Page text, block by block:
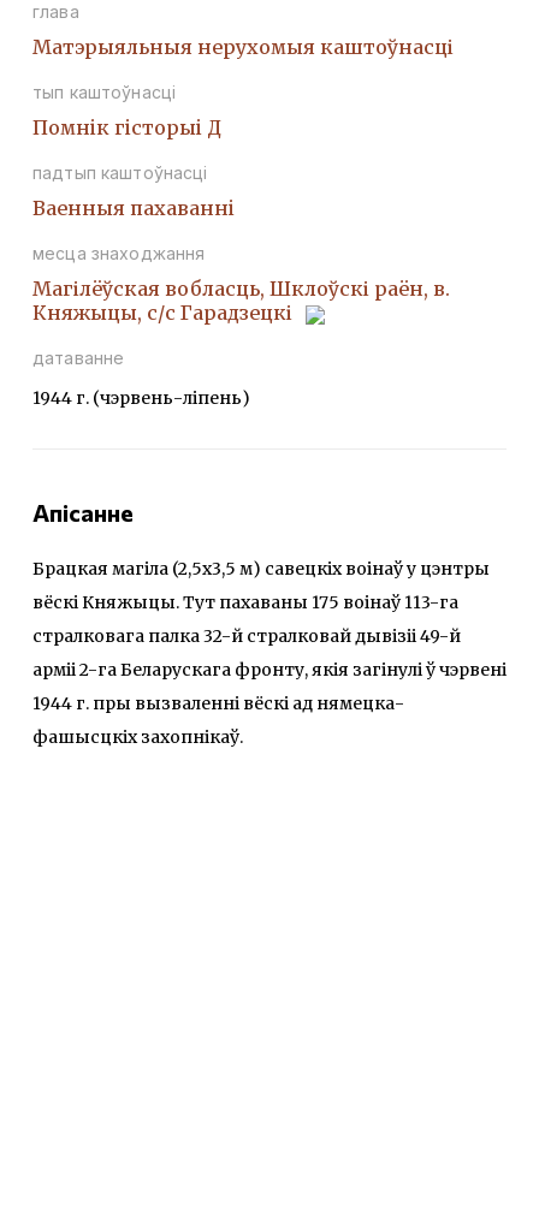
глава
Матэрыяльныя нерухомыя каштоўнасці
тып каштоўнасці
Помнiк гiсторыi Д
падтып каштоўнасці
Ваенныя пахаваннi
месца знаходжання
Магілёўская вобласць, Шклоўскі раён, в.
Княжыцы, с/с Гарадзецкі
датаванне
1944 г. (чэрвень-ліпень)
Апісанне
Брацкая магіла (2,5x3,5 м) савецкіх воінаў у цэнтры
вёскі Княжыцы. Тут пахаваны 175 воінаў 113-га
стралковага палка 32-й стралковай дывізіі 49-й
арміі 2-га Беларускага фронту, якія загінулі ў чэрвені
1944 г. пры вызваленні вёскі ад нямецка-
фашысцкіх захопнікаў.